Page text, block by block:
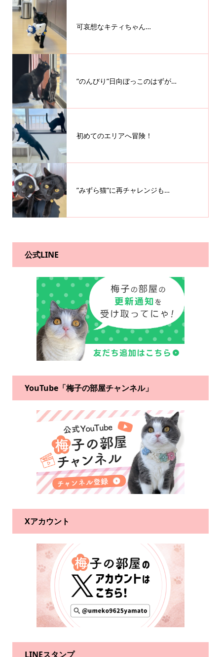
可哀想なキティちゃん…
”のんびり”日向ぼっこのはずが…
初めてのエリアへ冒険！
”みずら猫”に再チャレンジも…
公式LINE
YouTube「梅子の部屋チャンネル」
Xアカウント
LINEスタンプ